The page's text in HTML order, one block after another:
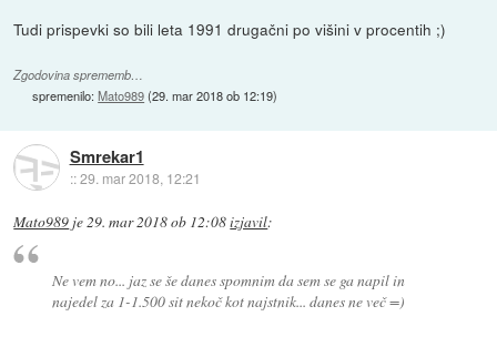
Tudi prispevki so bili leta 1991 drugačni po višini v procentih ;)
Zgodovina sprememb…
spremenilo:Mato989(29. mar 2018 ob 12:19)
Smrekar1
::29. mar 2018, 12:21
Mato989 je29. mar 2018 ob 12:08izjavil:
Ne vem no... jaz se še danes spomnim da sem se ga napil in
najedel za 1-1.500 sit nekoč kot najstnik... danes ne več =)